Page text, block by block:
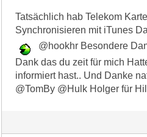
Tatsächlich hab Telekom
Synchronisieren mit iTunes
@hookhr Besondere
Dank das du zeit für mich
informiert hast.. Und Danke
@TomBy @Hulk Holger für